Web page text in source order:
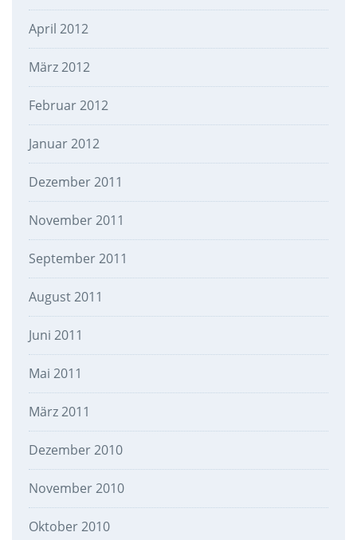
April 2012
März 2012
Februar 2012
Januar 2012
Dezember 2011
November 2011
September 2011
August 2011
Juni 2011
Mai 2011
März 2011
Dezember 2010
November 2010
Oktober 2010